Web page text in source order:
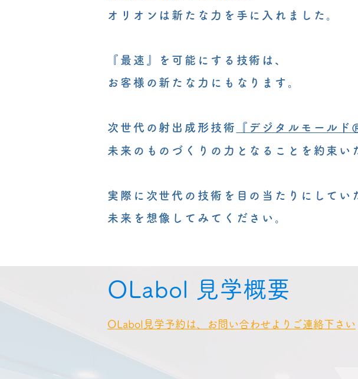
オリオンは新たな力を手に入れました。
『最速』を可能にする技術は、
お客様の新たな力にもなります。
次世代の射出成形技術 『デジタルモールド
未来のものづくりの力となることを約束い
実際に次世代の技術を目の当たりにしてい
​未来を想像してみてください。
OLabol 見学概要
OLabol見学予約は、お問い合わせよりご連絡下さい